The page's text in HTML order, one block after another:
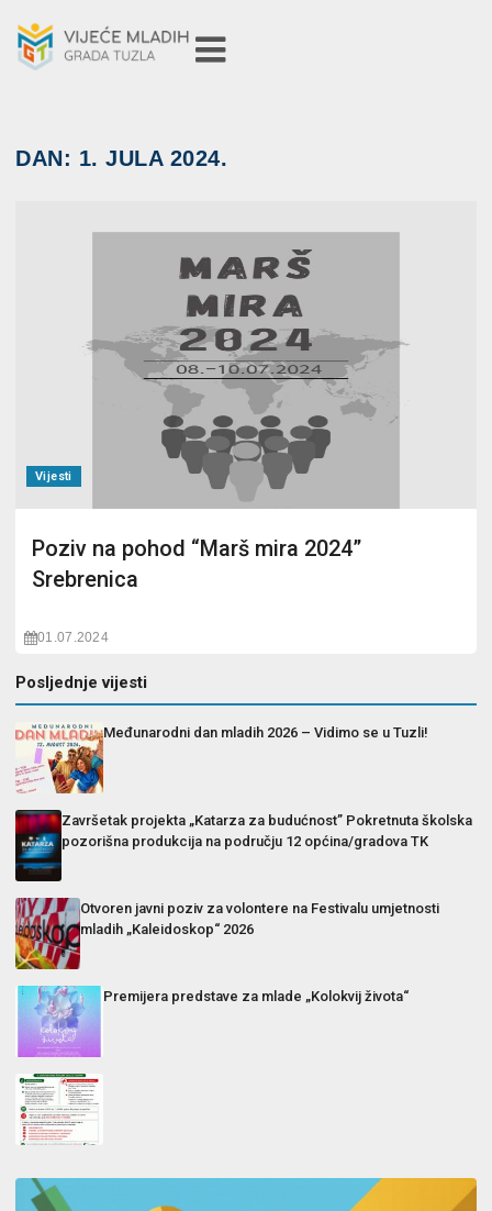
DAN: 1. JULA 2024.
Vijesti
Poziv na pohod “Marš mira 2024”
Srebrenica
01.07.2024
Posljednje vijesti
Međunarodni dan mladih 2026 – Vidimo se u Tuzli!
Završetak projekta „Katarza za budućnost” Pokretnuta školska
pozorišna produkcija na području 12 općina/gradova TK
Otvoren javni poziv za volontere na Festivalu umjetnosti
mladih „Kaleidoskop“ 2026
Premijera predstave za mlade „Kolokvij života“